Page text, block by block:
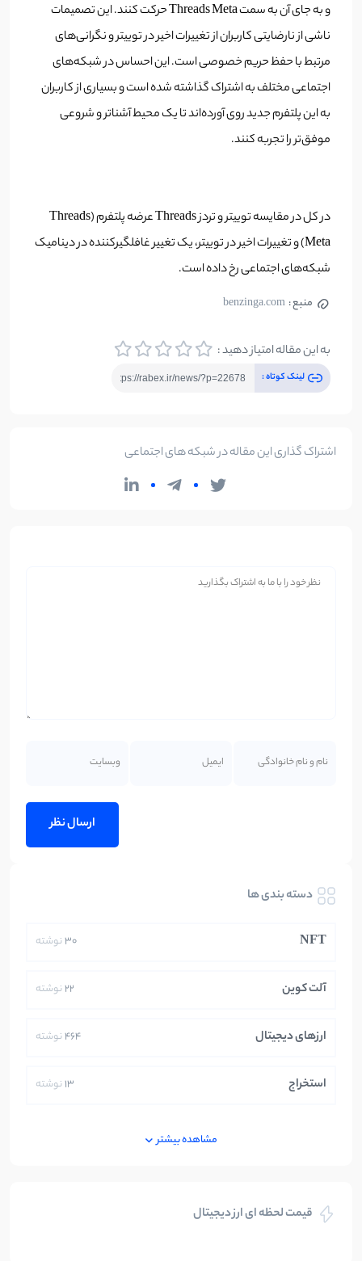
و به جای آن به سمت Threads Meta حرکت کنند. این تصمیمات
ناشی از نارضایتی کاربران از تغییرات اخیر در توییتر و نگرانی‌های
مرتبط با حفظ حریم خصوصی است. این احساس در شبکه‌های
اجتماعی مختلف به اشتراک گذاشته شده است و بسیاری از کاربران
به این پلتفرم جدید روی آورده‌اند تا یک محیط آشنا‌تر و شروعی
موفق‌تر را تجربه کنند.
در کل در مقایسه توییتر و تردز Threads عرضه پلتفرم (Threads
Meta) و تغییرات اخیر در توییتر، یک تغییر غافلگیرکننده در دینامیک
شبکه‌های اجتماعی رخ داده است.
منبع : benzinga.com
به این مقاله امتیاز دهید :
لینک کوتاه :
اشتراک گذاری این مقاله در شبکه های اجتماعی
دسته بندی ها
NFT
30نوشته
آلت کوین 22نوشته
ارزهای دیجیتال 464نوشته
استخراج 13نوشته
بلاکچین
مشاهده بیشتر
قیمت لحظه ای ارز دیجیتال